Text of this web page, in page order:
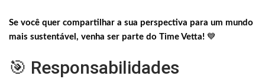
Se você quer compartilhar a sua perspectiva para um mundo
mais sustentável, venha ser parte do Time Vetta! 💙
🎯 Responsabilidades